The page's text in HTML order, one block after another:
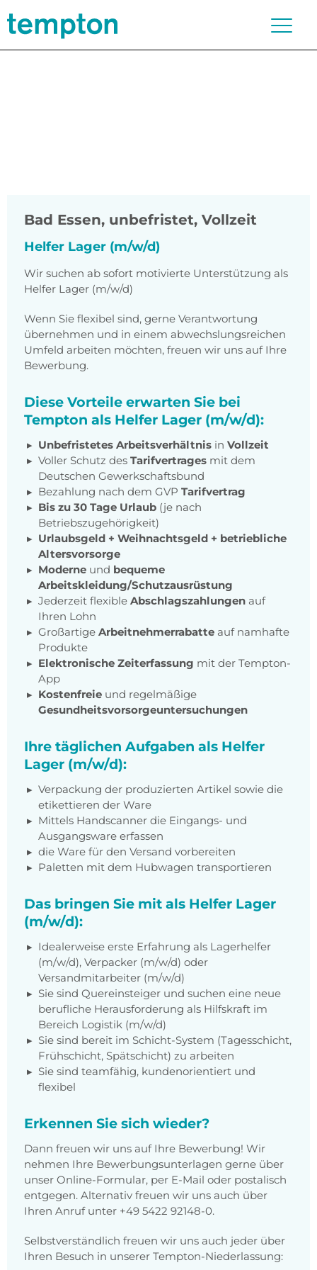
Bad Essen, unbefristet, Vollzeit
Helfer Lager (m/w/d)
Wir suchen ab sofort motivierte Unterstützung als
Helfer Lager (m/w/d)
Wenn Sie flexibel sind, gerne Verantwortung
übernehmen und in einem abwechslungsreichen
Umfeld arbeiten möchten, freuen wir uns auf Ihre
Bewerbung.
Diese Vorteile erwarten Sie bei
Tempton als Helfer Lager (m/w/d):
Unbefristetes Arbeitsverhältnis in Vollzeit
Voller Schutz des Tarifvertrages mit dem
Deutschen Gewerkschaftsbund
Bezahlung nach dem GVP Tarifvertrag
Bis zu 30 Tage Urlaub (je nach
Betriebszugehörigkeit)
Urlaubsgeld + Weihnachtsgeld + betriebliche
Altersvorsorge
Moderne und bequeme
Arbeitskleidung/Schutzausrüstung
Jederzeit flexible Abschlagszahlungen auf
Ihren Lohn
Großartige Arbeitnehmerrabatte auf namhafte
Produkte
Elektronische Zeiterfassung mit der Tempton-
App
Kostenfreie und regelmäßige
Gesundheitsvorsorgeuntersuchungen
Ihre täglichen Aufgaben als Helfer
Lager (m/w/d):
Verpackung der produzierten Artikel sowie die
etikettieren der Ware
Mittels Handscanner die Eingangs- und
Ausgangsware erfassen
die Ware für den Versand vorbereiten
Paletten mit dem Hubwagen transportieren
Das bringen Sie mit als Helfer Lager
(m/w/d):
Idealerweise erste Erfahrung als Lagerhelfer
(m/w/d), Verpacker (m/w/d) oder
Versandmitarbeiter (m/w/d)
Sie sind Quereinsteiger und suchen eine neue
berufliche Herausforderung als Hilfskraft im
Bereich Logistik (m/w/d)
Sie sind bereit im Schicht-System (Tagesschicht,
Frühschicht, Spätschicht) zu arbeiten
Sie sind teamfähig, kundenorientiert und
flexibel
Erkennen Sie sich wieder?
Dann freuen wir uns auf Ihre Bewerbung! Wir
nehmen Ihre Bewerbungsunterlagen gerne über
unser Online-Formular, per E-Mail oder postalisch
entgegen. Alternativ freuen wir uns auch über
Ihren Anruf unter +49 5422 92148-0.
Selbstverständlich freuen wir uns auch jeder über
Ihren Besuch in unserer Tempton-Niederlassung: